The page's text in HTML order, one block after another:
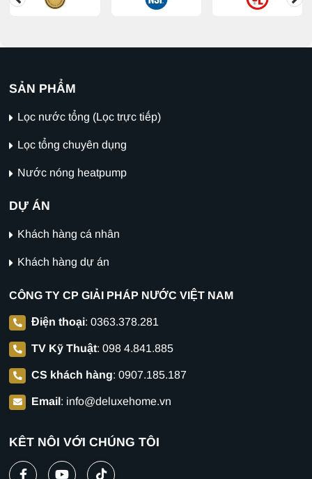
CÔNG TY CP GIẢI PHÁP NƯỚC VIỆT NAM
Điện thoại: 0363.378.281
TV Kỹ Thuật: 098 4.841.885
CS khách hàng: 0907.185.187
Email: info@deluxehome.vn
SẢN PHẨM
Lọc nước tổng (Lọc trực tiếp)
Lọc tổng chuyên dụng
Nước nóng heatpump
DỰ ÁN
Khách hàng cá nhân
Khách hàng dự án
KẾT NỐI VỚI CHÚNG TÔI